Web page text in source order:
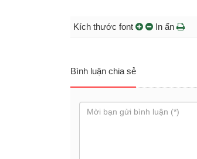
Kích thước font
In ấn
Bình luận chia sẻ